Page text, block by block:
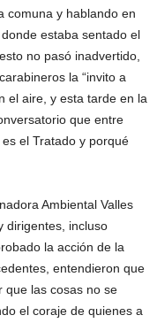
comuna y hablando en
estaba sentado el
no pasó inadvertido,
la “invito a
el aire, y esta tarde en la
que entre
el Tratado y porqué
Ambiental Valles
dirigentes, incluso
la acción de la
entendieron que
que las cosas no se
el coraje de quienes a